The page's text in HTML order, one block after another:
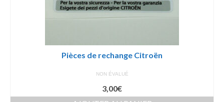
Pièces de rechange Citroën
NON ÉVALUÉ
3,00€